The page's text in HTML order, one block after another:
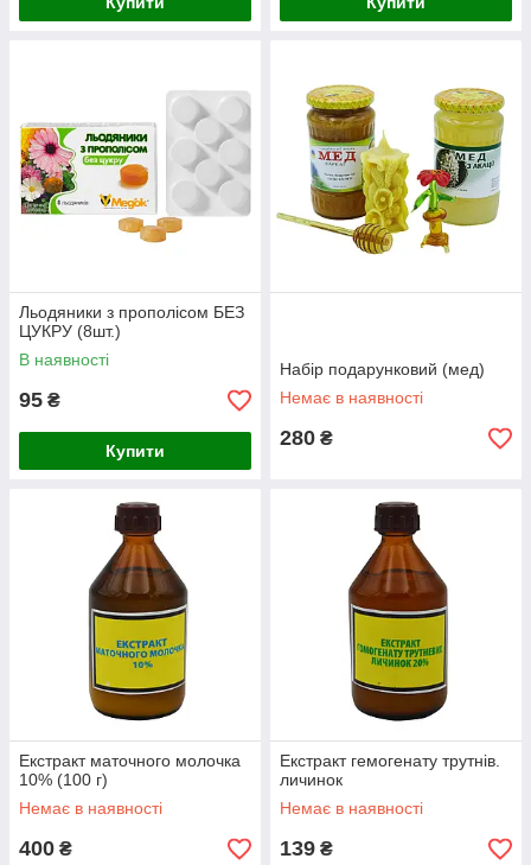
Льодяники з прополісом БЕЗ
ЦУКРУ (8шт.)
В наявності
95 ₴
Купити
Набір подарунковий (мед)
Немає в наявності
280 ₴
Екстракт маточного молочка
10% (100 г)
Немає в наявності
400 ₴
Екстракт гемогенату трутнів.
личинок
Немає в наявності
139 ₴